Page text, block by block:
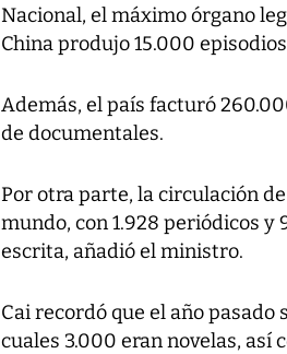
Nacional, el máximo órgano
China produjo 15.000
Además, el país facturó
de documentales.
Por otra parte, la circulación
mundo, con 1.928 periódicos
escrita, añadió el ministro.
Cai recordó que el año
cuales 3.000 eran novelas, así